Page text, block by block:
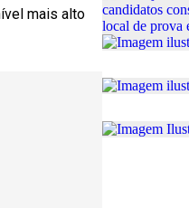
mais alto